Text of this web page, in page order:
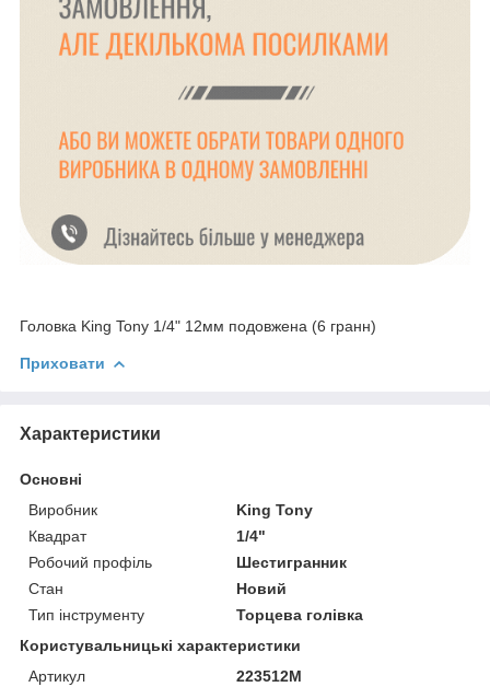
Головка King Tony 1/4" 12мм подовжена (6 гранн)
Приховати
Характеристики
Основні
Виробник
King Tony
Квадрат
1/4"
Робочий профіль
Шестигранник
Стан
Новий
Тип інструменту
Торцева голівка
Користувальницькі характеристики
Артикул
223512M